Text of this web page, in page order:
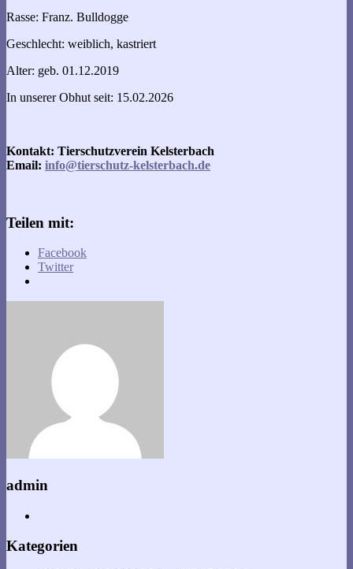
Rasse: Franz. Bulldogge
Geschlecht: weiblich, kastriert
Alter: geb. 01.12.2019
In unserer Obhut seit: 15.02.2026
Kontakt: Tierschutzverein Kelsterbach
Email: info@tierschutz-kelsterbach.de
Teilen mit:
Facebook
Twitter
admin
Kategorien